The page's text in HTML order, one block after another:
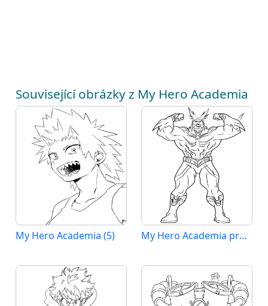
Související obrázky z My Hero Academia
My Hero Academia (5) My Hero Academia pro 2leté Děti